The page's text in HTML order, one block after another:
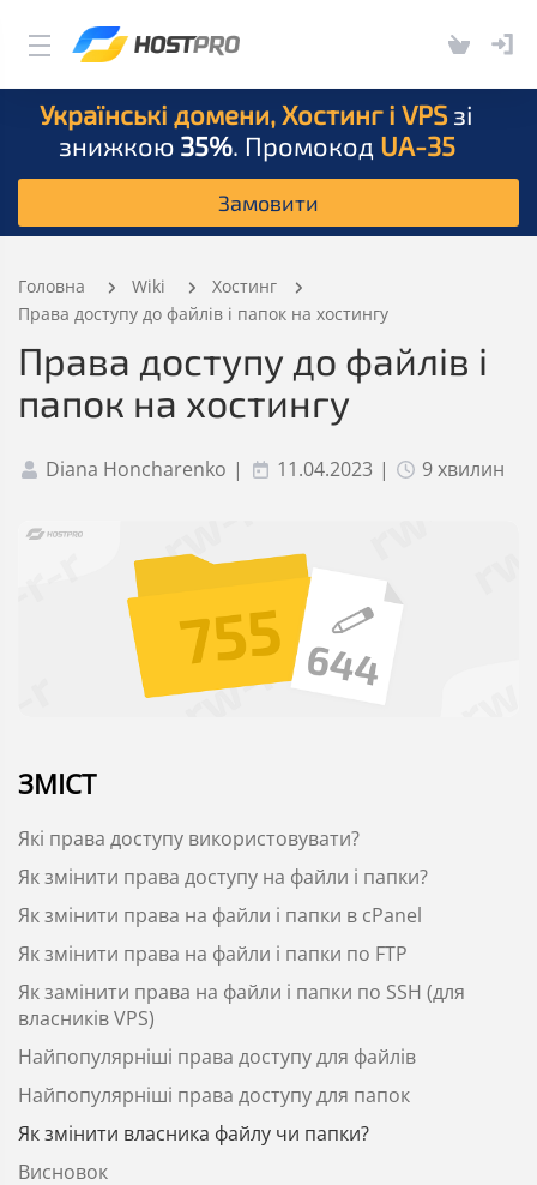
Українські домени, Хостинг і VPS зі
знижкою 35%. Промокод UA-35
Замовити
Головна Wiki
Хостинг
Права доступу до файлів і папок на хостингу
Права доступу до файлів і
папок на хостингу
Diana Honcharenko | 11.04.2023 | 9 хвилин
ЗМІСТ
Які права доступу використовувати?
Як змінити права доступу на файли і папки?
Як змінити права на файли і папки в сPanel
Як змінити права на файли і папки по FTP
Як замінити права на файли і папки по SSH (для
власників VPS)
Найпопулярніші права доступу для файлів
Найпопулярніші права доступу для папок
Як змінити власника файлу чи папки?
Висновок